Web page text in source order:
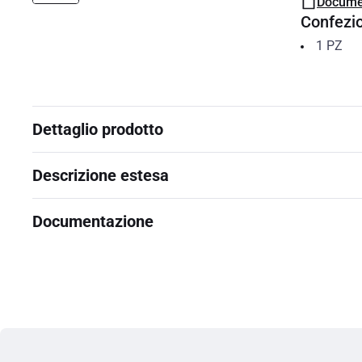
1 PZ
Dettaglio prodotto
Descrizione estesa
Documentazione